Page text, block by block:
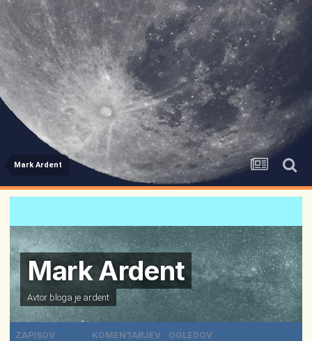
Mark Ardent
Mark Ardent
Avtor bloga je ardent
ZAPISOV
KOMENTARJEV
OGLEDOV